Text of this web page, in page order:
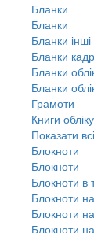
Бланки
Бланки
Бланки інші
Бланки
Бланки
Бланки
Грамоти
Книги
Показати всі
Блокноти
Блокноти
Блокноти в
Блокноти
Блокноти
Блокноти